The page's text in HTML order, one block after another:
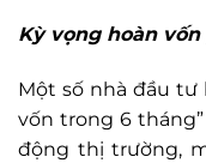
Kỳ vọng hoàn
Một số nhà đầu tư
vốn trong 6
động thị trường,